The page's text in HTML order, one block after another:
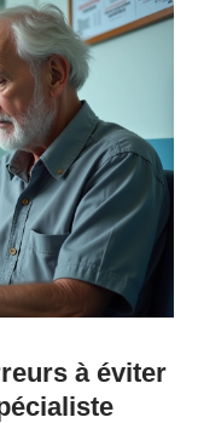
à éviter